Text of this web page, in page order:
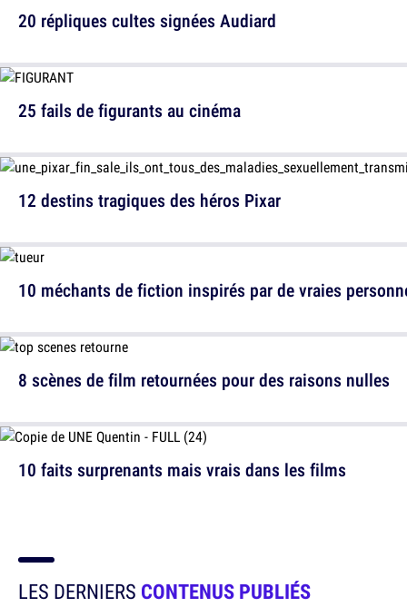
20 répliques cultes signées Audiard
12 destins tragiques des héros Pixar
10 méchants de fiction inspirés par de vraies
10 faits surprenants mais vrais dans les films
25 fails de figurants au cinéma
8 scènes de film retournées pour des raisons nulles
LES DERNIERS CONTENUS PUBLIÉS